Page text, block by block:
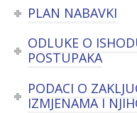
PLAN NABAVKI
ODLUKE O
POSTUPAKA
PODACI O
IZMJENAMA I